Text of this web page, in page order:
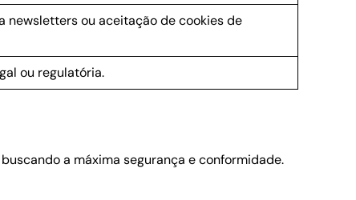
newsletters ou aceitação de cookies de
ou regulatória.
a máxima segurança e conformidade.